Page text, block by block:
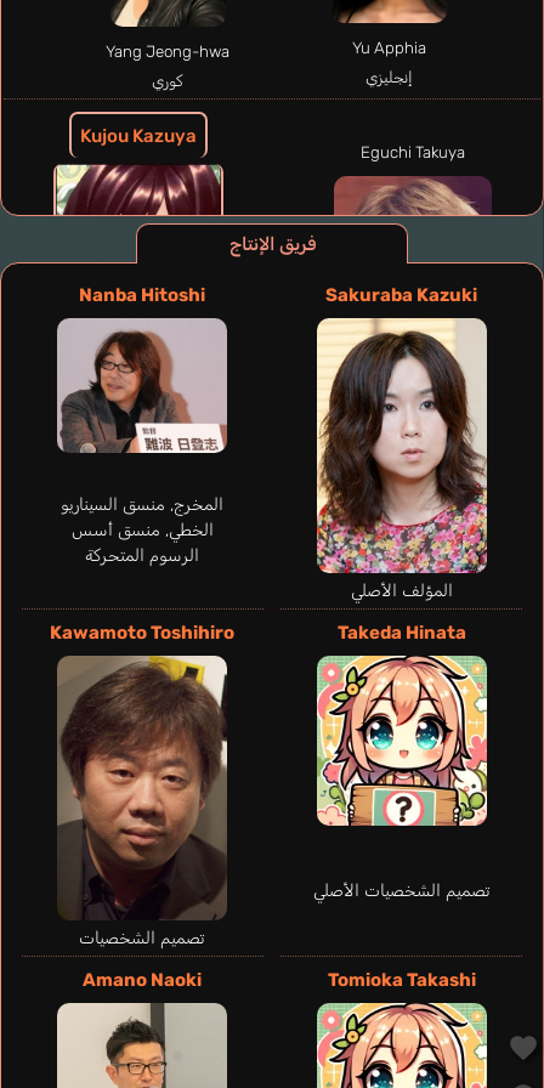
فريق الإنتاج
Sakuraba Kazuki
المؤلف الأصلي
Nanba Hitoshi
المخرج, منسق السيناريو
الخطي, منسق أسس
الرسوم المتحركة
Takeda Hinata
تصميم الشخصيات الأصلي
Kawamoto Toshihiro
تصميم الشخصيات
Tomioka Takashi
Amano Naoki
Yu Apphia
إنجليزي
Yang Jeong-hwa
كوري
Kujou Kazuya
Eguchi Takuya
إنجليزي
Alan
Yusa Kouji